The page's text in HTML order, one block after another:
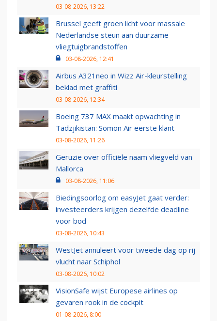
03-08-2026, 13:22
Brussel geeft groen licht voor massale
Nederlandse steun aan duurzame
vliegtuigbrandstoffen
03-08-2026, 12:41
Airbus A321neo in Wizz Air-kleurstelling
beklad met graffiti
03-08-2026, 12:34
Boeing 737 MAX maakt opwachting in
Tadzjikistan: Somon Air eerste klant
03-08-2026, 11:26
Geruzie over officiële naam vliegveld van
Mallorca
03-08-2026, 11:06
Biedingsoorlog om easyJet gaat verder:
investeerders krijgen dezelfde deadline
voor bod
03-08-2026, 10:43
WestJet annuleert voor tweede dag op rij
vlucht naar Schiphol
03-08-2026, 10:02
VisionSafe wijst Europese airlines op
gevaren rook in de cockpit
01-08-2026, 8:00